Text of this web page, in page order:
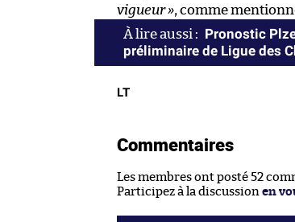
vigueur », comme
Pronostic
préliminaire de Ligue des
LT
Commentaires
Les membres ont posté 52
Participez à la discussion en